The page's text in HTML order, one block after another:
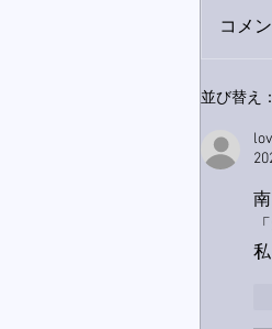
家レ
コメ
並び替え：